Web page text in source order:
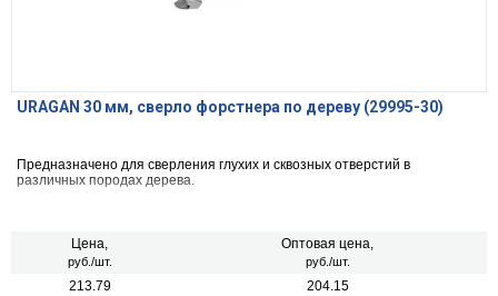
URAGAN 30 мм, cверло форстнера по дереву (29995-30)
Предназначено для сверления глухих и сквозных отверстий в
различных породах дерева.
Цена,
руб./шт.
Оптовая цена,
руб./шт.
213.79 204.15